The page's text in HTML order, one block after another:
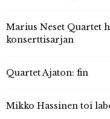
Marius Neset Quartet
konserttisarjan
Quartet Ajaton: fin
Mikko Hassinen toi